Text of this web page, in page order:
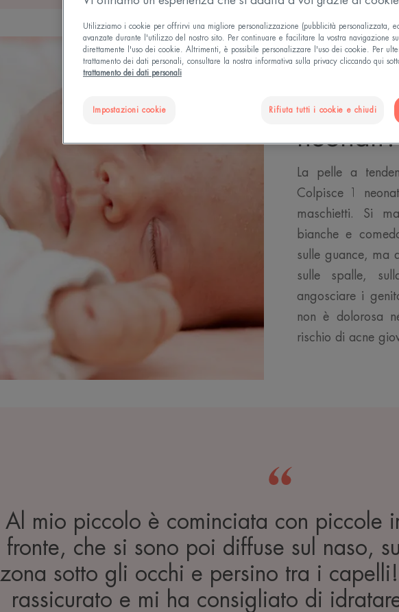
Cosa
neonati?
La pelle a
Colpisce 1
maschietti. Si
bianche e
sulle guance, ma
sulle spalle,
angosciare i
non è dolorosa
rischio di acne
Al mio piccolo è cominciata con piccole
fronte, che si sono poi diffuse sul naso,
zona sotto gli occhi e persino tra i
rassicurato e mi ha consigliato di
Utilizziamo i cookie per offrirvi una migliore personalizzazione (pubblicità personalizzata,
avanzate durante l'utilizzo del nostro sito. Per continuare e facilitare la vostra navigazione
direttamente l'uso dei cookie. Altrimenti, è possibile personalizzare l'uso dei cookie. Per
trattamento dei dati personali, consultare la nostra informativa sulla privacy cliccando qui
trattamento dei dati personali
Impostazioni cookie Rifiuta tutti i cookie e chiudi